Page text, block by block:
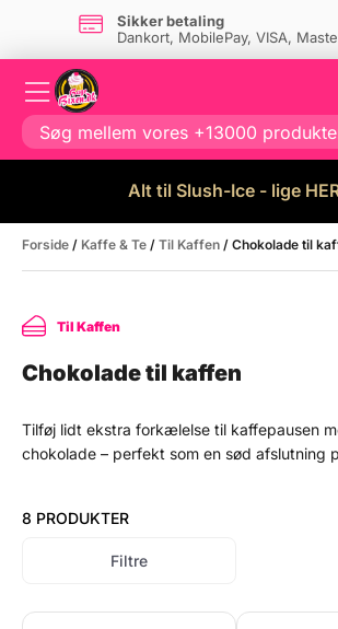
Sikker betaling
Dankort, MobilePay, VISA,
Alt til Slush-Ice - lige
Forside / Kaffe & Te / Til Kaffen / Chokolade til
Til Kaffen
Chokolade til kaffen
Tilføj lidt ekstra forkælelse til kaffepausen
chokolade – perfekt som en sød afslutning
8 PRODUKTER
Filtre